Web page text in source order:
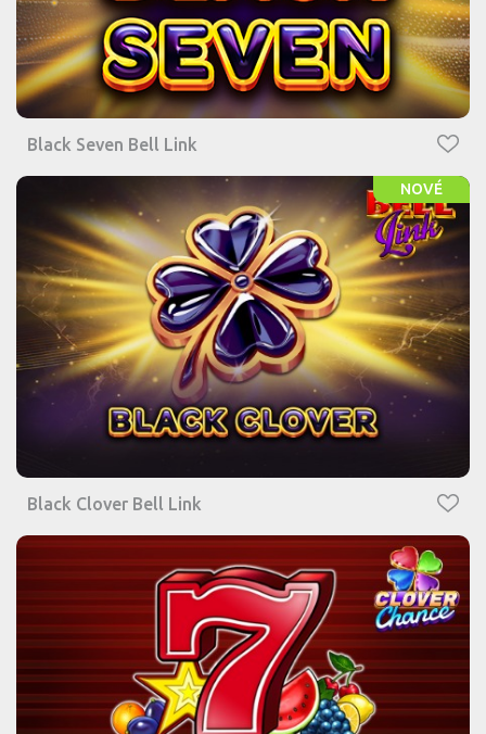
Black Seven Bell Link
Black Clover Bell Link
NOVÉ